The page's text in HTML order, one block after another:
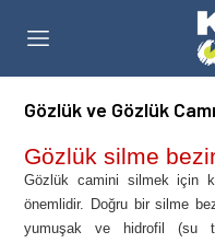
Gözlük ve Gözlük
Gözlük silme
Gözlük camini silmek için
önemlidir. Doğru bir silme
yumuşak ve hidrofil (su